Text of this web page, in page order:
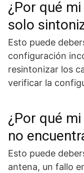
¿Por qué
solo
Esto puede
configuración
resintonizar los
verificar la
¿Por qué
no
Esto puede
antena, un fallo